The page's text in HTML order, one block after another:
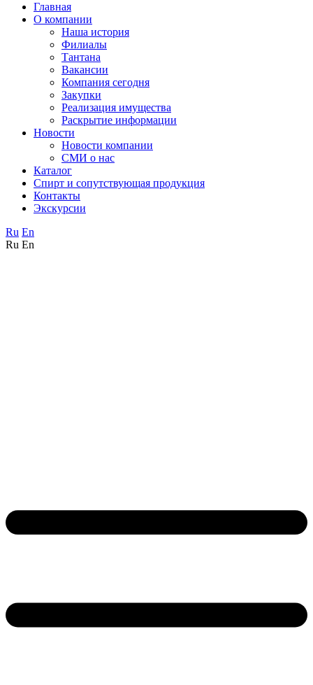
Главная
О компании
Наша история
Филиалы
Тантана
Вакансии
Компания сегодня
Закупки
Реализация имущества
Раскрытие информации
Новости
Новости компании
СМИ о нас
Каталог
Спирт и сопутствующая продукция
Контакты
Экскурсии
Ru En
Ru En